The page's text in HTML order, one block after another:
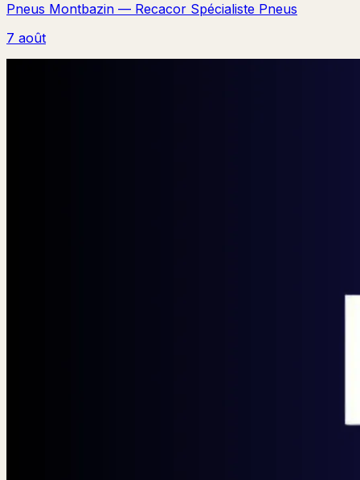
Pneus Montbazin — Recacor Spécialiste Pneus
7 août